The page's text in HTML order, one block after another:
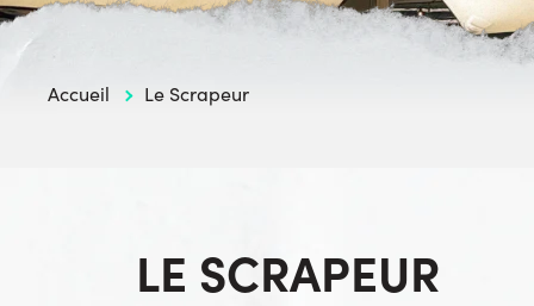
Accueil Le Scrapeur
LE SCRAPEUR